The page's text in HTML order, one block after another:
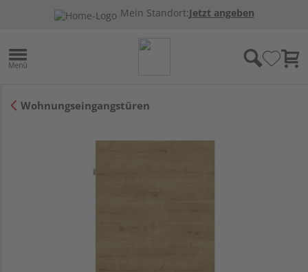
Mein Standort:Jetzt angeben
Wohnungseingangstüren